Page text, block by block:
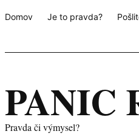
Domov Je to pravda?
PANIC
Pravda či výmysel?